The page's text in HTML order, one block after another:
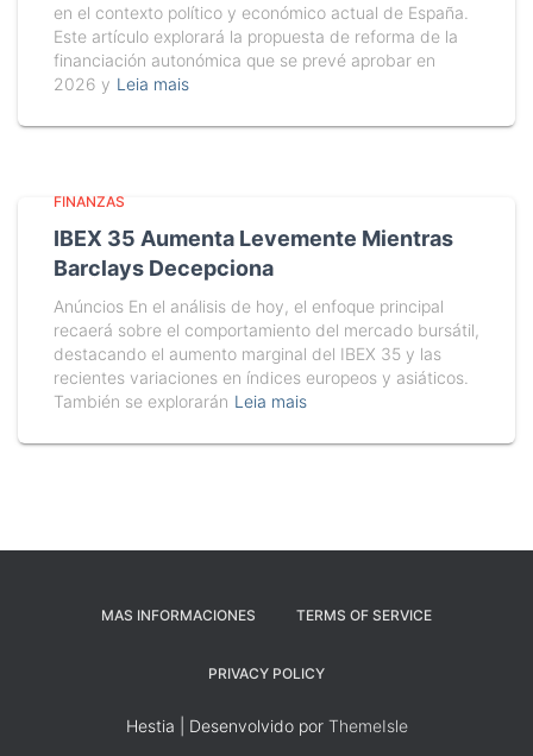
en el contexto político y económico actual de España.
Este artículo explorará la propuesta de reforma de la
financiación autonómica que se prevé aprobar en
2026 y Leia mais
FINANZAS
IBEX 35 Aumenta Levemente Mientras
Barclays Decepciona
Anúncios En el análisis de hoy, el enfoque principal
recaerá sobre el comportamiento del mercado bursátil,
destacando el aumento marginal del IBEX 35 y las
recientes variaciones en índices europeos y asiáticos.
También se explorarán Leia mais
MAS INFORMACIONES TERMS OF SERVICE
PRIVACY POLICY
Hestia | Desenvolvido por ThemeIsle